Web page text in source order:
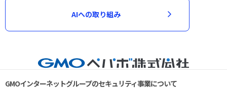
AIへの取り組み
GMOインターネットグループのセキュリティ事業について